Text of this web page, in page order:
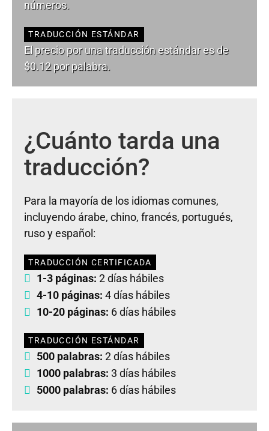
números.
TRADUCCIÓN ESTÁNDAR
El precio por una traducción estándar es de
$0.12 por palabra.
¿Cuánto tarda una
traducción?
Para la mayoría de los idiomas comunes,
incluyendo árabe, chino, francés, portugués,
ruso y español:
TRADUCCIÓN CERTIFICADA
1-3 páginas: 2 días hábiles
4-10 páginas: 4 días hábiles
10-20 páginas: 6 días hábiles
TRADUCCIÓN ESTÁNDAR
500 palabras: 2 días hábiles
1000 palabras: 3 días hábiles
5000 palabras: 6 días hábiles